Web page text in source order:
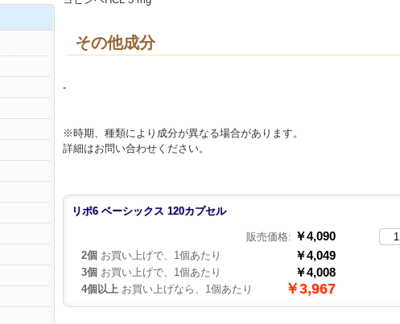
その他成分
-
※時期、種類により成分が異なる場合があります。
詳細はお問い合わせください。
リポ6 ベーシックス 120カプセル
販売価格: ￥4,090
2個 お買い上げで、1個あたり ￥4,049
3個 お買い上げで、1個あたり ￥4,008
4個以上 お買い上げなら、1個あたり ￥3,967